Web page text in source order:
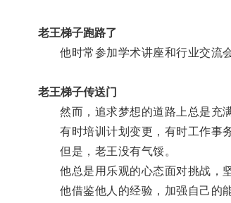
老王梯子跑路了
他时常参加学术讲座和行业交流会
老王梯子传送门
然而，追求梦想的道路上总是充满
有时培训计划变更，有时工作事务
但是，老王没有气馁。
他总是用乐观的心态面对挑战，坚
他借鉴他人的经验，加强自己的能